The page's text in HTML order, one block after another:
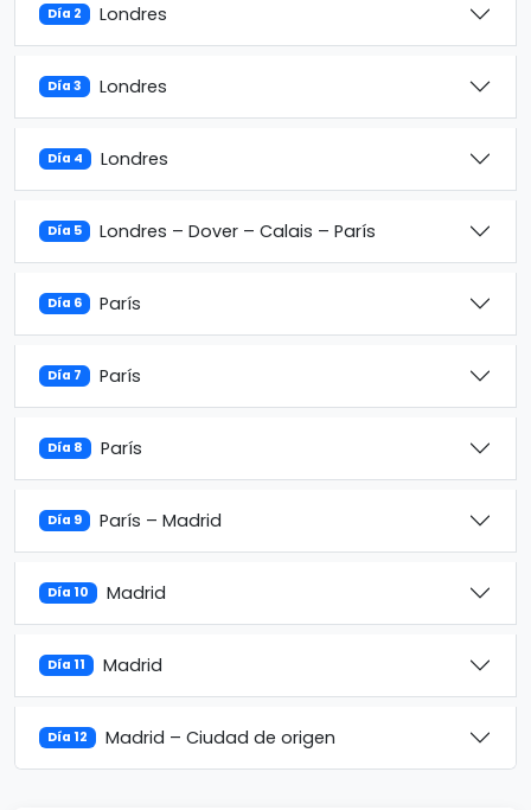
Día 2 Londres
Día 3 Londres
Día 4 Londres
Día 5 Londres – Dover – Calais – París
Día 6 París
Día 7 París
Día 8 París
Día 9 París – Madrid
Día 10 Madrid
Día 11 Madrid
Día 12 Madrid – Ciudad de origen